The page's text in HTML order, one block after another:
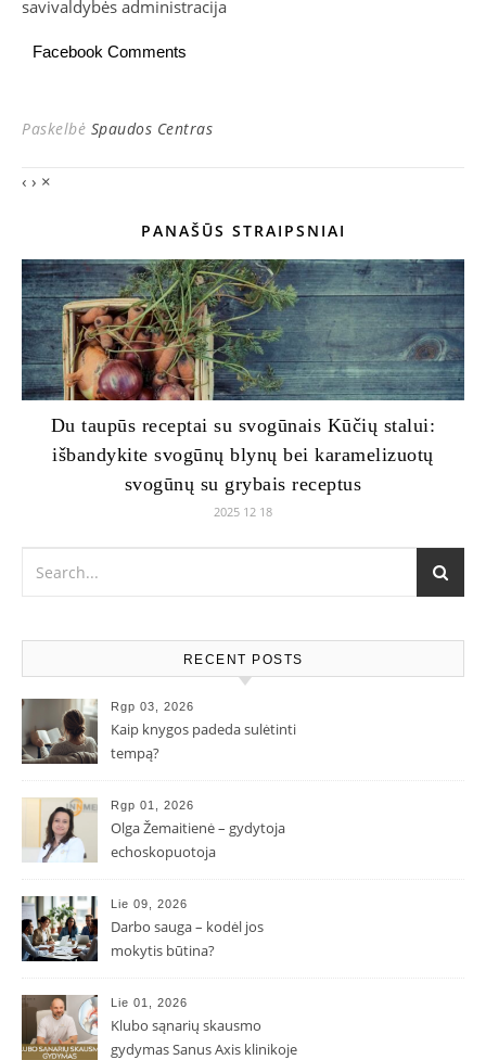
savivaldybės administracija
Facebook Comments
Paskelbė Spaudos Centras
‹ › ×
PANAŠŪS STRAIPSNIAI
Du taupūs receptai su svogūnais Kūčių stalui:
išbandykite svogūnų blynų bei karamelizuotų
svogūnų su grybais receptus
2025 12 18
RECENT POSTS
Rgp 03, 2026
Kaip knygos padeda sulėtinti
tempą?
Rgp 01, 2026
Olga Žemaitienė – gydytoja
echoskopuotoja
Lie 09, 2026
Darbo sauga – kodėl jos
mokytis būtina?
Lie 01, 2026
Klubo sąnarių skausmo
gydymas Sanus Axis klinikoje